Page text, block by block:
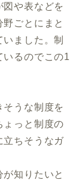
や表などを
ごとにまと
ました。制
いるのでこの1
うな制度を
ょっと制度の
立ちそうなガ
知りたいと